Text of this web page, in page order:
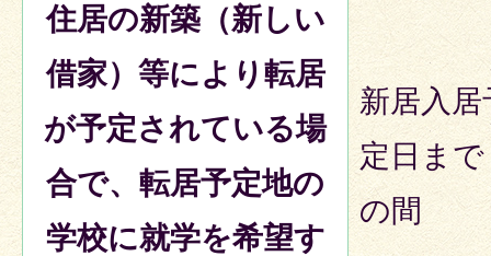
住居の新築（新しい
借家）等により転居
が予定されている場
合で、転居予定地の
学校に就学を希望す
新居入居
定日まで
の間